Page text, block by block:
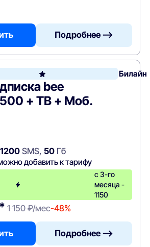
Подробнее —>
Билайн
bee
+ ТВ + Моб.
1200SMS, 50Гб
добавить к тарифу
с 3-го
месяца -
1150
1 150 ₽/мес-48%
Подробнее —>